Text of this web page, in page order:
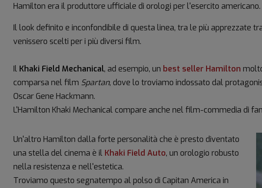
Hamilton era il produttore ufficiale di orologi per l'esercito americano.
Il look definito e inconfondibile di questa linea, tra le più apprezzate
venissero scelti per i più diversi film.
Il Khaki Field Mechanical, ad esempio, un best seller Hamilton
comparsa nel film Spartan, dove lo troviamo indossato dal
Oscar Gene Hackmann.
L'Hamilton Khaki Mechanical compare anche nel film-commedia di
Un'altro Hamilton dalla forte personalità che è presto diventato
una stella del cinema è il Khaki Field Auto, un orologio robusto
nella resistenza e nell'estetica.
Troviamo questo segnatempo al polso di Capitan America in